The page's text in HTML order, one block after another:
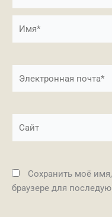
почта*
Сохранить моё
браузере для